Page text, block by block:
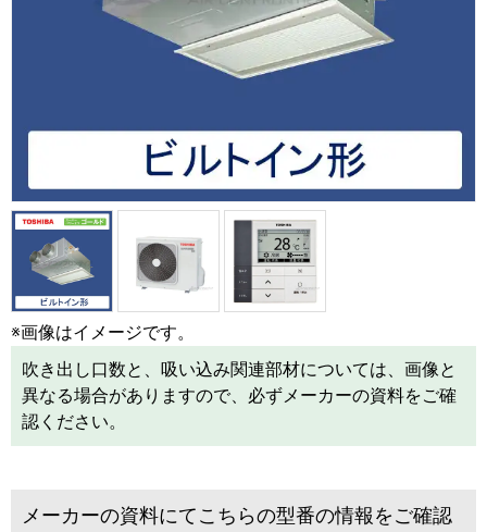
※画像はイメージです。
吹き出し口数と、吸い込み関連部材については、画像と
異なる場合がありますので、必ずメーカーの資料をご確
認ください。
メーカーの資料にてこちらの型番の情報をご確認